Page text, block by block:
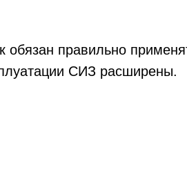
правильно
СИЗ расширены.